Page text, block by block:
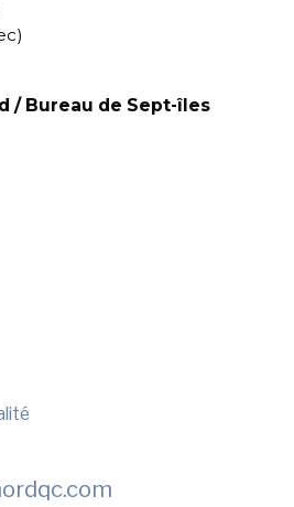
/ Bureau de Sept-îles